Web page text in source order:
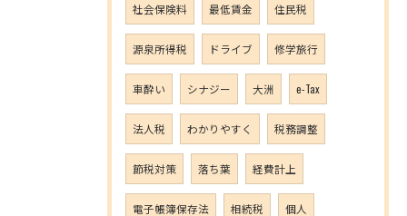
社会保険料 最低賃金 住民税
源泉所得税 ドライブ 修学旅行
車酔い シナジー 大洲 e-Tax
法人税 わかりやすく 税務調整
節税対策 落ち葉 経費計上
電子帳簿保存法 相続税 個人